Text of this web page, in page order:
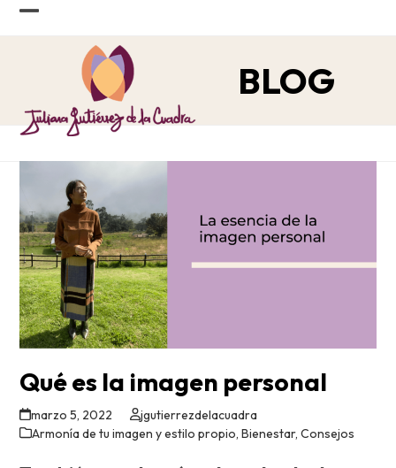
Skip
Open
Close
BLOG
Qué es la imagen personal
marzo 5, 2022
jgutierrezdelacuadra
Armonía de tu imagen y estilo propio,Bienestar,Consejos